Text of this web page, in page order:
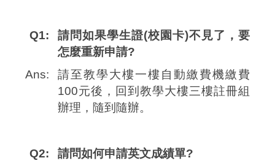
Q1:
請問如果學生證(校園卡)不見了，要
怎麼重新申請?
Ans:
請至教學大樓一樓自動繳費機繳費
100元後，回到教學大樓三樓註冊組
辦理，隨到隨辦。
Q2:
請問如何申請英文成績單?